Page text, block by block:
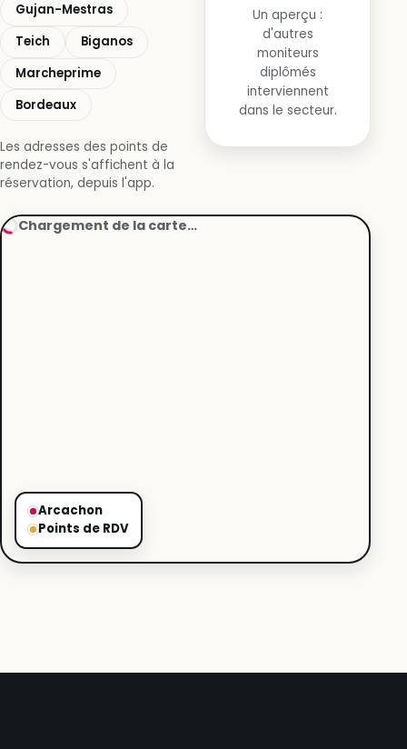
Gujan-Mestras
Teich
Biganos
Marcheprime
Bordeaux
Les adresses des points de
rendez-vous s'affichent à la
réservation, depuis l'app.
Un aperçu :
d'autres
moniteurs
diplômés
interviennent
dans le secteur.
Arcachon
Points de RDV
Chargement de la carte…